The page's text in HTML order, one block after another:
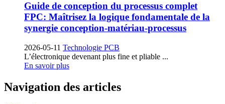
Guide de conception du processus complet
FPC: Maîtrisez la logique fondamentale de la
synergie conception-matériau-processus
2026-05-11 Technologie PCB
L’électronique devenant plus fine et pliable ...
En savoir plus
Navigation des articles